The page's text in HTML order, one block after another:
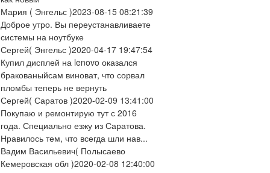
Мария ( Энгельс )2023-08-15 08:21:39
Доброе утро. Вы переустанавливаете
системы на ноутбуке
Сергей( Энгельс )2020-04-17 19:47:54
Купил дисплей на lenovo оказался
бракованыйсам виноват, что сорвал
пломбы теперь не вернуть
Сергей( Саратов )2020-02-09 13:41:00
Покупаю и ремонтирую тут с 2016
года. Специально езжу из Саратова.
Нравилось тем, что всегда шли нав...
Вадим Васильевич( Полысаево
Кемеровская обл )2020-02-08 12:40:00